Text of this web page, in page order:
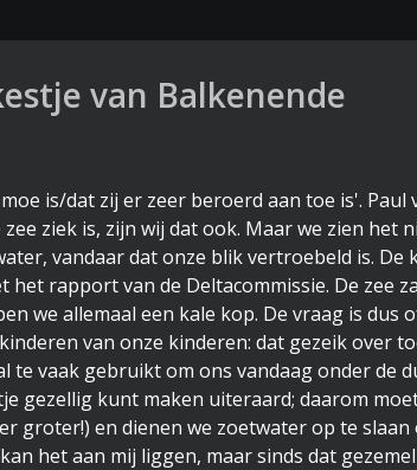
van Balkenende
moe is/dat zij er zeer beroerd aan toe is'.
zee ziek is, zijn wij dat ook. Maar we zien
vandaar dat onze blik vertroebeld is.
het rapport van de Deltacommissie. De zee
we allemaal een kale kop. De vraag is dus
van onze kinderen: dat gezeik over
te vaak gebruikt om ons vandaag onder de
gezellig kunt maken uiteraard; daarom
groter!) en dienen we zoetwater op te
het aan mij liggen, maar sinds dat